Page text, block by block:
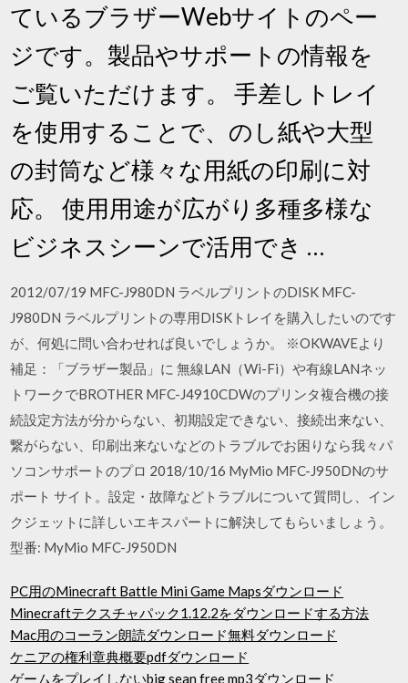
ているブラザーWebサイトのペー
ジです。製品やサポートの情報を
ご覧いただけます。 手差しトレイ
を使用することで、のし紙や大型
の封筒など様々な用紙の印刷に対
応。 使用用途が広がり多種多様な
ビジネスシーンで活用でき …
2012/07/19 MFC-J980DN ラベルプリントのDISK MFC-
J980DN ラベルプリントの専用DISKトレイを購入したいのです
が、何処に問い合わせれば良いでしょうか。 ※OKWAVEより
補足：「ブラザー製品」に 無線LAN（Wi-Fi）や有線LANネッ
トワークでBROTHER MFC-J4910CDWのプリンタ複合機の接
続設定方法が分からない、初期設定できない、接続出来ない、
繋がらない、印刷出来ないなどのトラブルでお困りなら我々パ
ソコンサポートのプロ 2018/10/16 MyMio MFC-J950DNのサ
ポート サイト。設定・故障などトラブルについて質問し、イン
クジェットに詳しいエキスパートに解決してもらいましょう。
型番: MyMio MFC-J950DN
PC用のMinecraft Battle Mini Game Mapsダウンロード
Minecraftテクスチャパック1.12.2をダウンロードする方法
Mac用のコーラン朗読ダウンロード無料ダウンロード
ケニアの権利章典概要pdfダウンロード
ゲームをプレイしないbig sean free mp3ダウンロード